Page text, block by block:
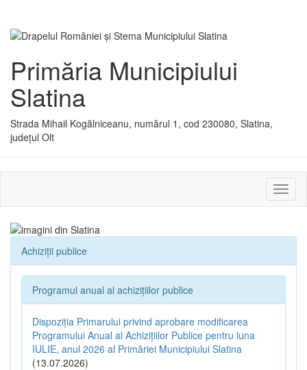
Primăria Municipiului
Slatina
Strada Mihail Kogălniceanu, numărul 1, cod 230080, Slatina,
județul Olt
sau
Achiziții publice
Programul anual al achizițiilor publice
Dispoziția Primarului privind aprobare modificarea
Programului Anual al Achizițiilor Publice pentru luna
IULIE, anul 2026 al Primăriei Municipiului Slatina
(13.07.2026)